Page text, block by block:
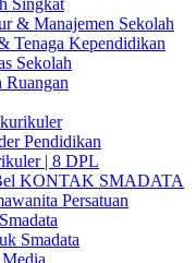
Singkat
& Manajemen Sekolah
Tenaga Kependidikan
Sekolah
Ruangan
Pendidikan
| 8 DPL
KONTAK SMADATA
Persatuan
Smadata